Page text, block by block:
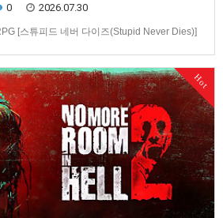
0 2026.07.30
[스튜피드 네버 다이즈(Stupid Never Dies)]
Hot